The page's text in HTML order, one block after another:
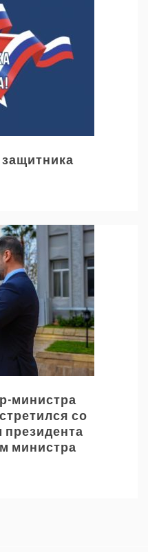
министра
со
президента
министра